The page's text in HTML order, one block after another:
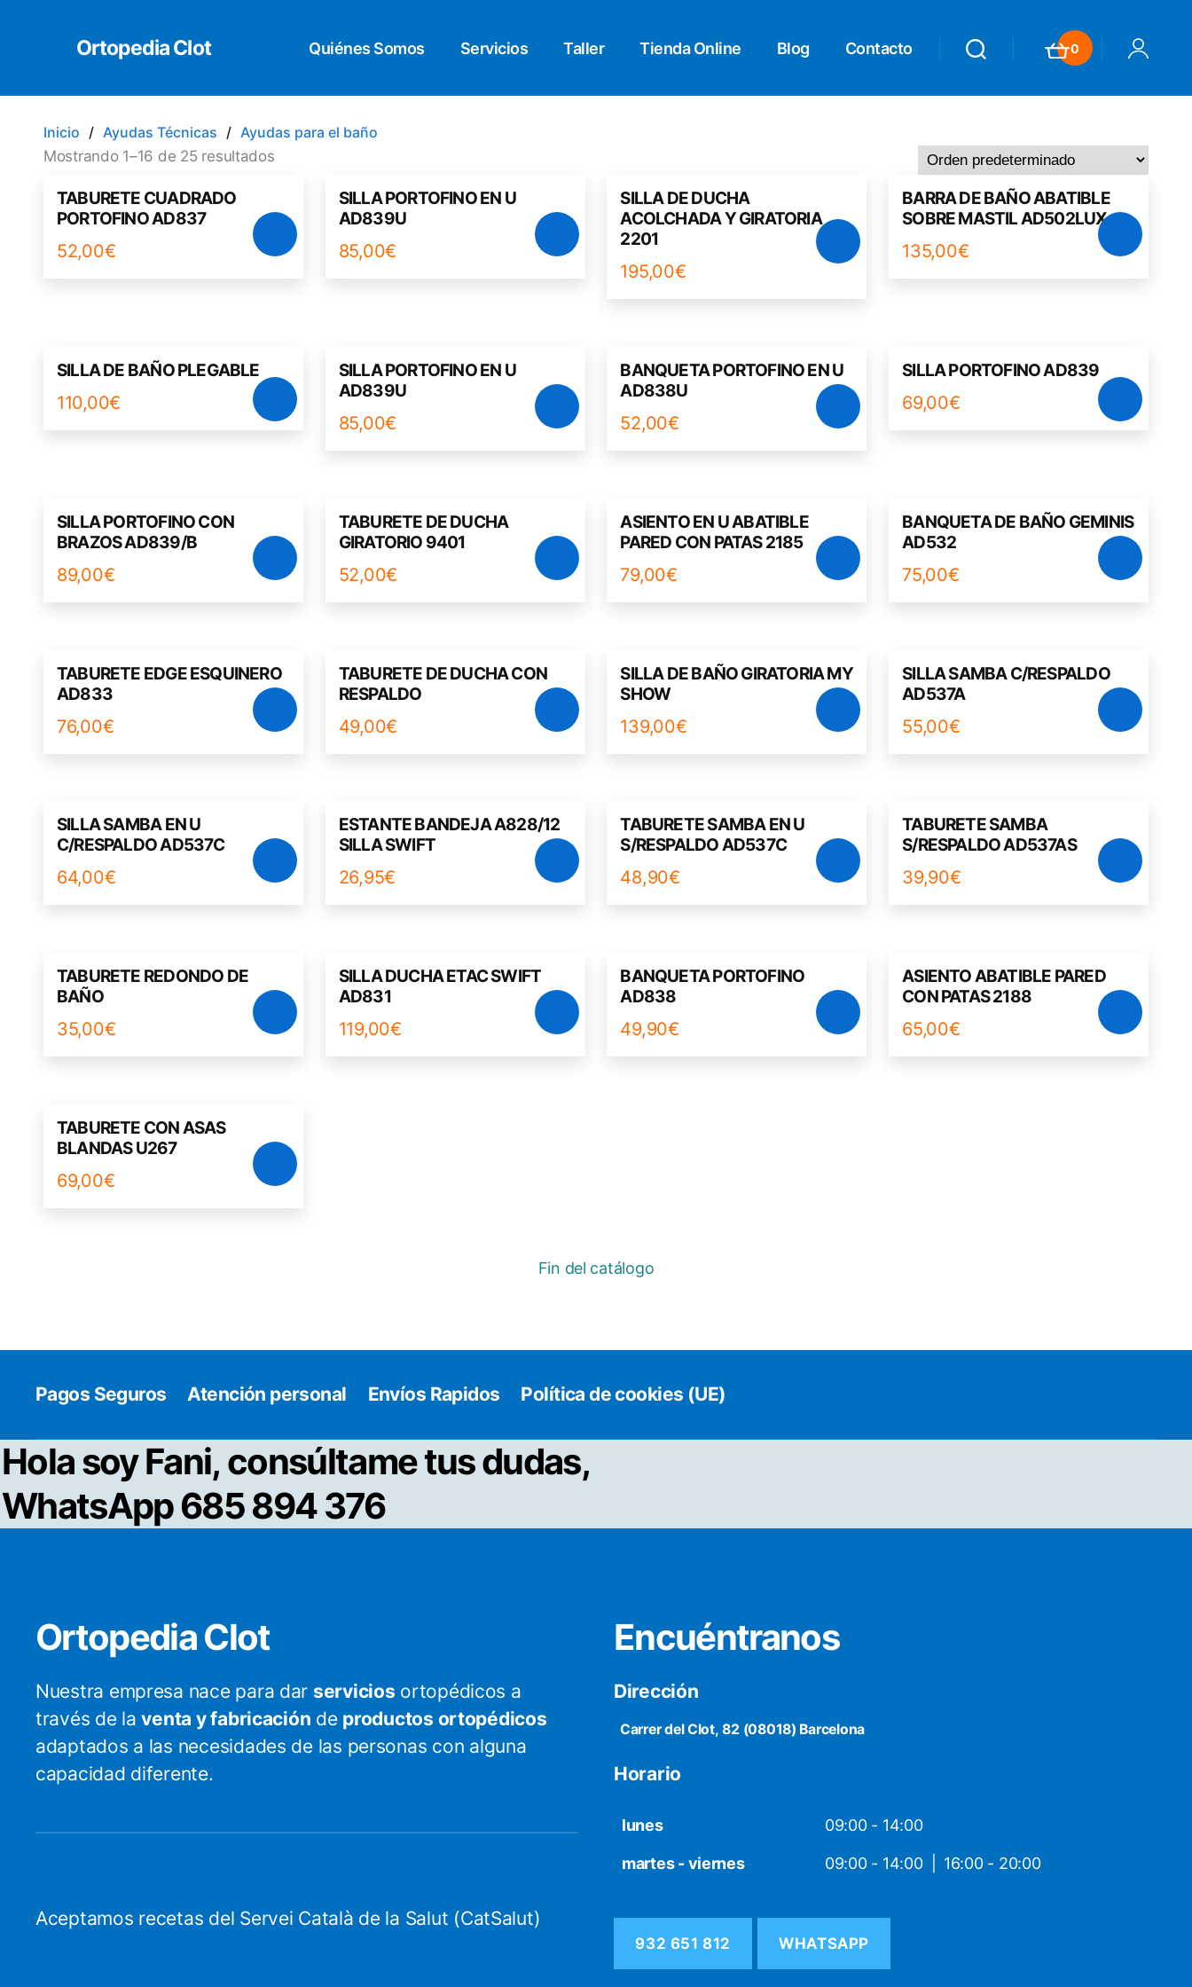
Ortopedia Clot Quiénes Somos Servicios Taller Tienda Online Blog Contacto Search
0
Inicio Ayudas Técnicas
Ayudas para el baño
Mostrando 1–16 de 25 resultados
TABURETE CUADRADO
PORTOFINO AD837
52,00€
SILLA PORTOFINO EN U
AD839U
85,00€
SILLA DE DUCHA
ACOLCHADA Y GIRATORIA
2201
195,00€
BARRA DE BAÑO ABATIBLE
SOBRE MASTIL AD502LUX
135,00€
SILLA DE BAÑO PLEGABLE
110,00€
SILLA PORTOFINO EN U
AD839U
85,00€
BANQUETA PORTOFINO EN U
AD838U
52,00€
SILLA PORTOFINO AD839
69,00€
SILLA PORTOFINO CON
BRAZOS AD839/B
89,00€
TABURETE DE DUCHA
GIRATORIO 9401
52,00€
ASIENTO EN U ABATIBLE
PARED CON PATAS 2185
79,00€
BANQUETA DE BAÑO GEMINIS
AD532
75,00€
TABURETE EDGE ESQUINERO
AD833
76,00€
TABURETE DE DUCHA CON
RESPALDO
49,00€
SILLA DE BAÑO GIRATORIA MY
SHOW
139,00€
SILLA SAMBA C/RESPALDO
AD537A
55,00€
SILLA SAMBA EN U
C/RESPALDO AD537C
64,00€
ESTANTE BANDEJA A828/12
SILLA SWIFT
26,95€
TABURETE SAMBA EN U
S/RESPALDO AD537C
48,90€
TABURETE SAMBA
S/RESPALDO AD537AS
39,90€
TABURETE REDONDO DE
BAÑO
35,00€
SILLA DUCHA ETAC SWIFT
AD831
119,00€
BANQUETA PORTOFINO
AD838
49,90€
ASIENTO ABATIBLE PARED
CON PATAS 2188
65,00€
TABURETE CON ASAS
BLANDAS U267
69,00€
Fin del catálogo
Pagos Seguros Atención personal Envíos Rapidos Política de cookies (UE)
Hola soy Fani, consúltame tus dudas,
WhatsApp 685 894 376
Ortopedia Clot
Nuestra empresa nace para dar servicios ortopédicos a
través de laventa y fabricación de productos ortopédicos
adaptados a las necesidades de las personas con alguna
capacidad diferente.
Aceptamos recetas del Servei Català de la Salut (CatSalut)
Encuéntranos
Dirección
Carrer del Clot, 82 (08018) Barcelona
Horario
lunes 09:00 - 14:00
martes - viernes 09:00 - 14:00 16:00 - 20:00
932 651 812 WHATSAPP